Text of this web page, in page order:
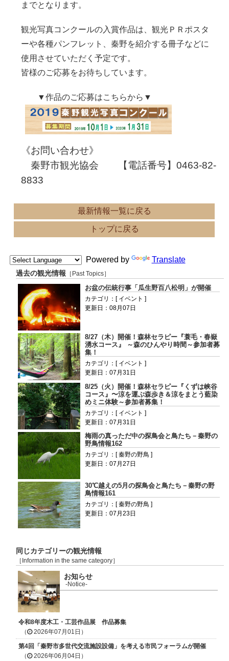
までとなります。
観光写真コンクールの入賞作品は、観光ＰＲポスタ
ーや各種パンフレット、秦野を紹介する冊子などに
使用させていただく予定です。
皆様のご応募をお待ちしています。
▼作品のご応募はこちらから▼
《お問い合わせ》
秦野市観光協会 【電話番号】0463-82-
8833
最新情報一覧に戻る
トップに戻る
Powered by Translate
過去の観光情報 ［Past Topics］
お盆の伝統行事「瓜生野百八松明」が開催
カテゴリ：[ イベント ]
更新日：08月07日
8/27（木）開催！森林セラピー『蓑毛・春嶽
湧水コース』 ～森のひんやり時間～参加者募
集！
カテゴリ：[ イベント ]
更新日：07月31日
8/25（火）開催！森林セラピー『くずは峡谷
コース』〜涼を運ぶ森歩き＆涼をまとう藍染
めミニ体験～参加者募集！
カテゴリ：[ イベント ]
更新日：07月31日
梅雨の真っただ中の探鳥会と鳥たち－秦野の
野鳥情報162
カテゴリ：[ 秦野の野鳥 ]
更新日：07月27日
30℃越えの5月の探鳥会と鳥たち－秦野の野
鳥情報161
カテゴリ：[ 秦野の野鳥 ]
更新日：07月23日
同じカテゴリーの観光情報
［Information in the same category］
お知らせ
-Notice-
令和8年度木工・工芸作品展 作品募集
（
2026年07月01日）
第4回「秦野市多世代交流施設設備」を考える市民フォーラムが開催
（
2026年06月04日）